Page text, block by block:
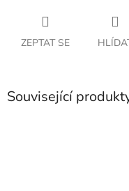
ZEPTAT SE
Související